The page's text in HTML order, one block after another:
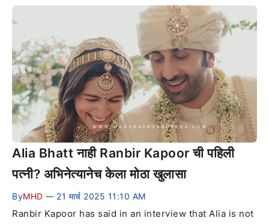
Alia Bhatt नाही Ranbir Kapoor ची पहिली
पत्नी? अभिनेत्यानेच केला मोठा खुलासा
ByMHD — 21 मार्च 2025 11:10 AM
Ranbir Kapoor has said in an interview that Alia is not